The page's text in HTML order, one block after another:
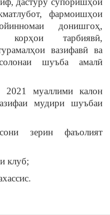
фармоишҳои
донишгоҳ,
корҳои тарбиявӣ,
вазифавӣ ва
шуъба амалӣ
муаллими калон
мудири шуъбаи
зерин фаъолият
клуб;